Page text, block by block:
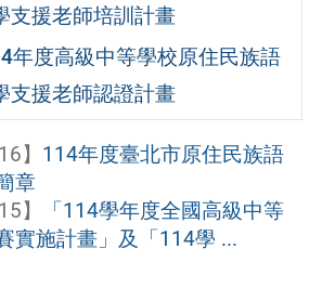
支援老師培訓計畫
年度高級中等學校原住民族語
支援老師認證計畫
】 114年度臺北市原住民族語
章
】
「114學年度全國高級中等
實施計畫」及「114學 ...